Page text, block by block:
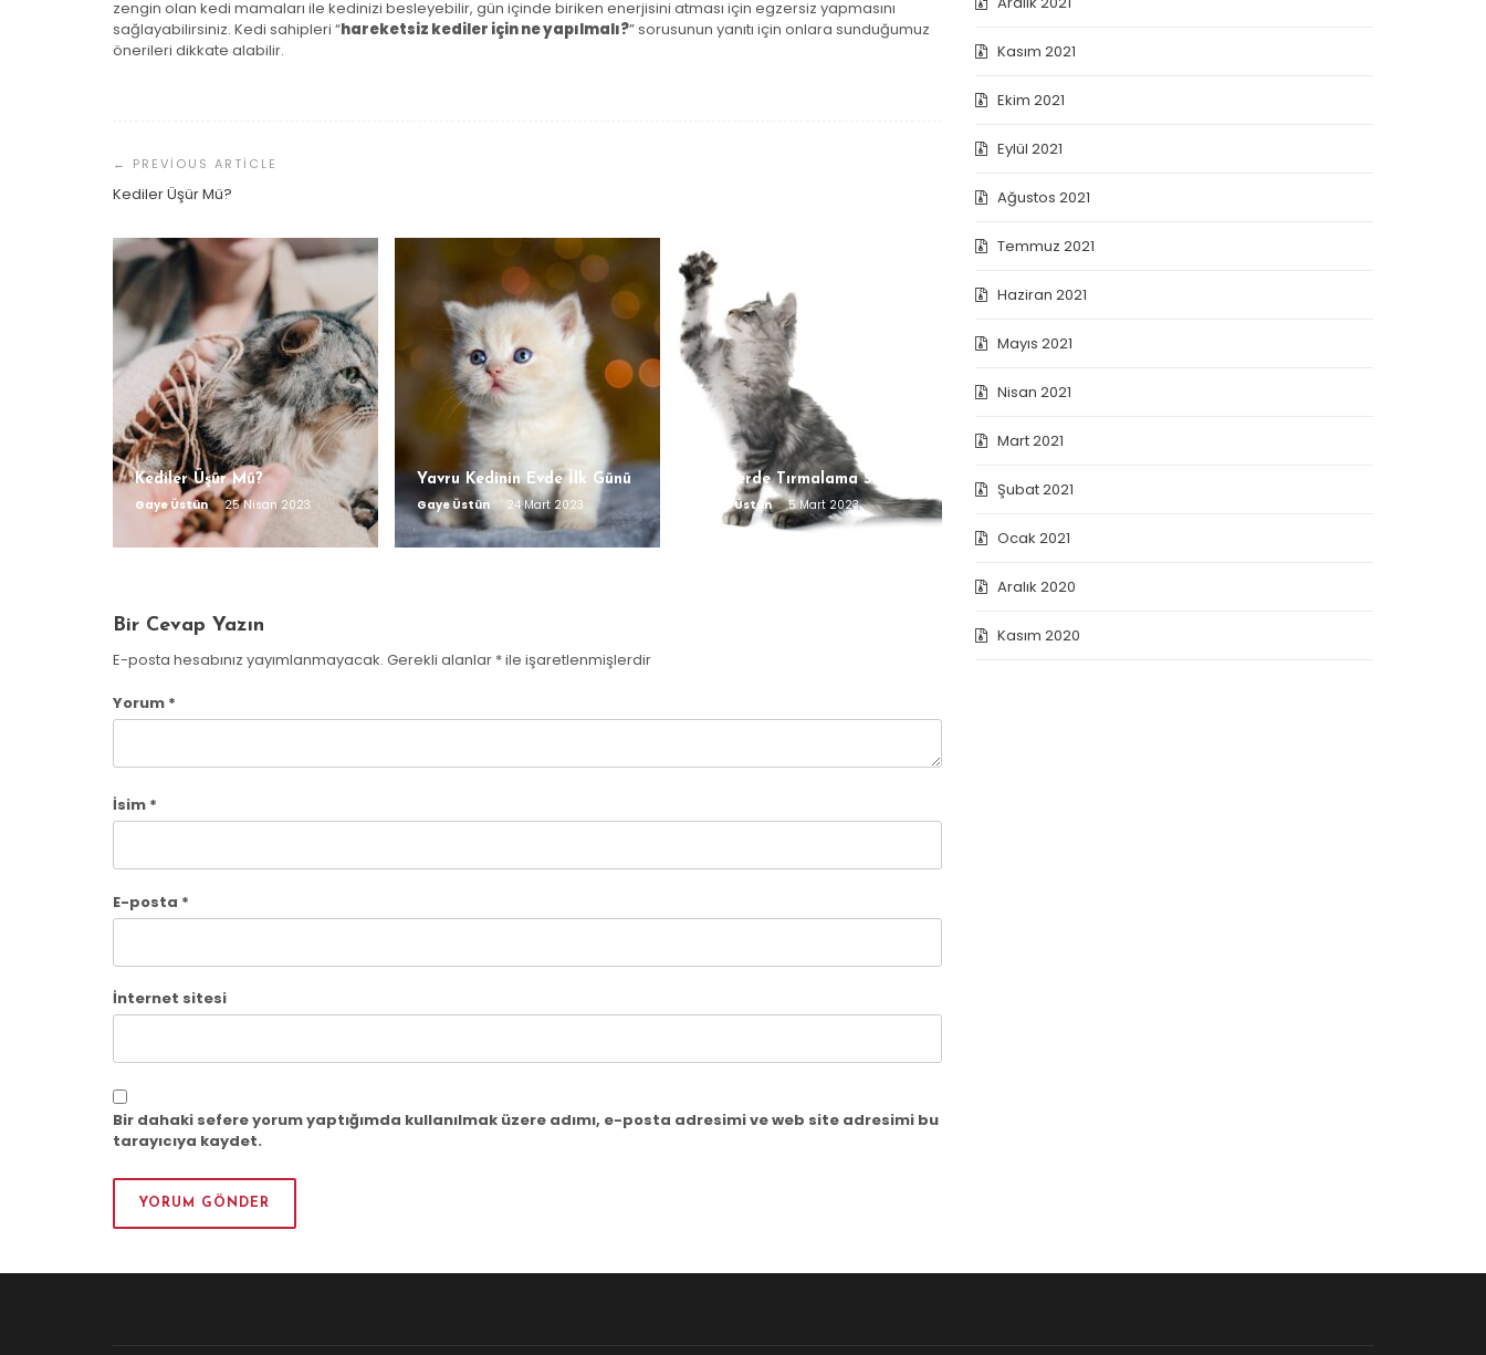
zengin olan kedi mamaları ile kedinizi besleyebilir, gün içinde biriken enerjisini atması için egzersiz yapmasını
sağlayabilirsiniz. Kedi sahipleri “hareketsiz kediler için ne yapılmalı?” sorusunun yanıtı için onlara sunduğumuz
önerileri dikkate alabilir.
Dolaşımı
Kediler Üşür Mü?
Kediler Üşür Mü?
Gaye Üstün
25 Nisan 2023
Yavru Kedinin Evde İlk Günü
Gaye Üstün
24 Mart 2023
Kedilerde Tırmalama Sorunu
Gaye Üstün
5 Mart 2023
Bir Cevap Yazın
E-posta hesabınız yayımlanmayacak. Gerekli alanlar *ile işaretlenmişlerdir
Yorum *
İsim *
E-posta *
İnternet sitesi
Bir dahaki sefere yorum yaptığımda kullanılmak üzere adımı, e-posta adresimi ve web site adresimi bu
tarayıcıya kaydet.
Kasım 2021
Ekim 2021
Eylül 2021
Ağustos 2021
Temmuz 2021
Haziran 2021
Mayıs 2021
Nisan 2021
Mart 2021
Şubat 2021
Ocak 2021
Aralık 2020
Kasım 2020